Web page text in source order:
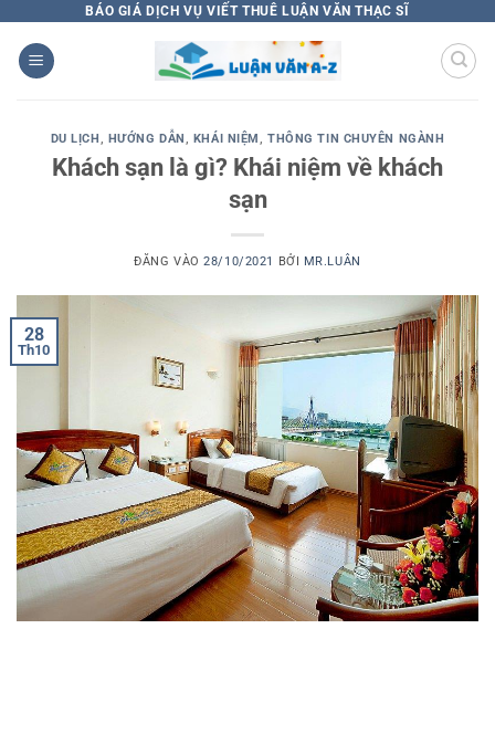
qua
nội
BÁO GIÁ DỊCH VỤ VIẾT THUÊ LUẬN VĂN THẠC SĨ
DU LỊCH, HƯỚNG DẪN, KHÁI NIỆM,THÔNG TIN CHUYÊN NGÀNH
Khách sạn là gì? Khái niệm về khách
sạn
ĐĂNG VÀO28/10/2021 BỞI MR.LUÂN
28
Th10